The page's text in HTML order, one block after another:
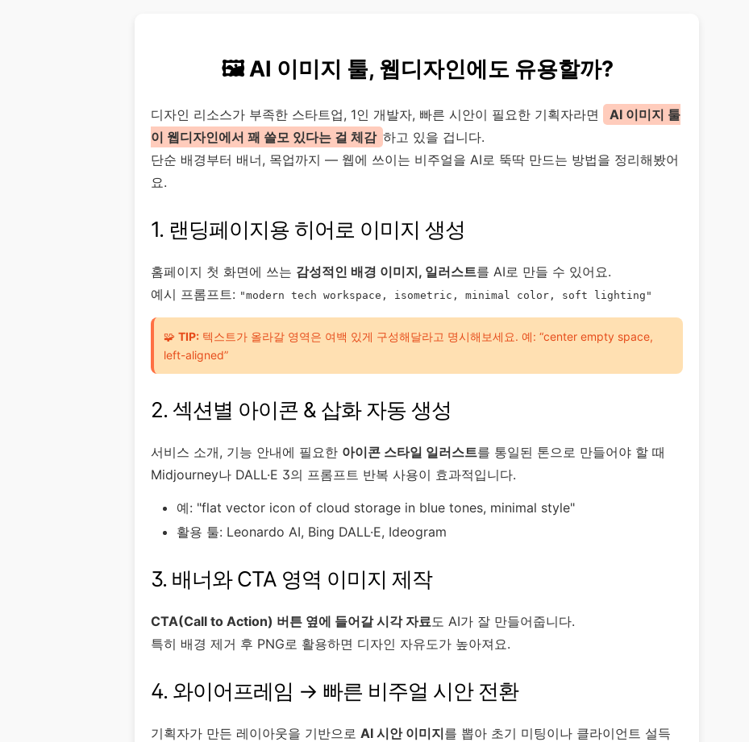
🖼️ AI 이미지 툴, 웹디자인에도 유용할까?
디자인 리소스가 부족한 스타트업, 1인 개발자, 빠른 시안이 필요한 기획자라면
AI 이미지 툴
이 웹디자인에서 꽤 쓸모 있다는 걸 체감 하고 있을 겁니다.
단순 배경부터 배너, 목업까지 — 웹에 쓰이는 비주얼을 AI로 뚝딱 만드는 방법을 정리해봤어
요.
1. 랜딩페이지용 히어로 이미지 생성
홈페이지 첫 화면에 쓰는 감성적인 배경 이미지, 일러스트를 AI로 만들 수 있어요.
예시 프롬프트: "modern tech workspace, isometric, minimal color, soft lighting"
🧩 TIP: 텍스트가 올라갈 영역은 여백 있게 구성해달라고 명시해보세요. 예: “center empty space,
left-aligned”
2. 섹션별 아이콘 & 삽화 자동 생성
서비스 소개, 기능 안내에 필요한 아이콘 스타일 일러스트를 통일된 톤으로 만들어야 할 때
Midjourney나 DALL·E 3의 프롬프트 반복 사용이 효과적입니다.
예: "flat vector icon of cloud storage in blue tones, minimal style"
활용 툴: Leonardo AI, Bing DALL·E, Ideogram
3. 배너와 CTA 영역 이미지 제작
CTA(Call to Action) 버튼 옆에 들어갈 시각 자료 도 AI가 잘 만들어줍니다.
특히 배경 제거 후 PNG로 활용하면 디자인 자유도가 높아져요.
4. 와이어프레임 → 빠른 비주얼 시안 전환
기획자가 만든 레이아웃을 기반으로 AI 시안 이미지를 뽑아 초기 미팅이나 클라이언트 설득